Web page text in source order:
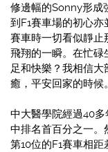
修邊幅的Sonny形成
到F1賽車場的初心
賽車時一切看似靜止
飛翔的一瞬。在忙碌
足和快樂？我相信
癒，平安回家的時候。
中大醫學院經過40
中排名首百分之一。
第10位的F1賽車相